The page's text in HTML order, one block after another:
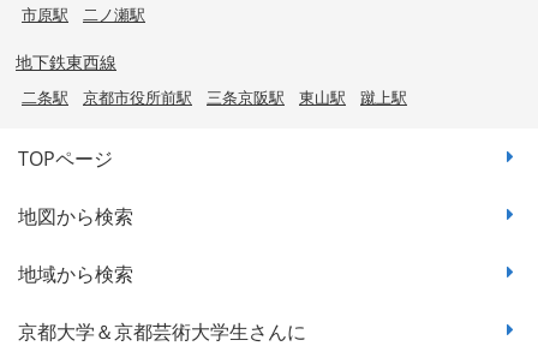
市原駅
二ノ瀬駅
地下鉄東西線
二条駅 京都市役所前駅 三条京阪駅 東山駅 蹴上駅
TOPページ
地図から検索
地域から検索
京都大学＆京都芸術大学生さんに